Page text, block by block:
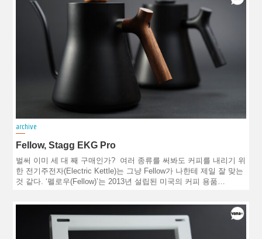
archive
Fellow, Stagg EKG Pro
벌써 이미 세 대 째 구매인가? 여러 종류를 써봐도 커피를 내리기 위
한 전기주전자(Electric Kettle)는 그냥 Fellow가 나한테 제일 잘 맞는
것 같다. ‘펠로우(Fellow)’는 2013년 설립된 미국의 커피 용품…